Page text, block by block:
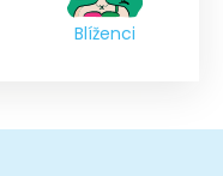
Blíženci